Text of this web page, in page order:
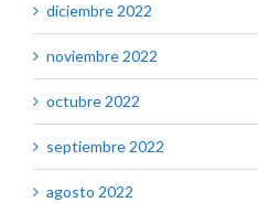
diciembre 2022
noviembre 2022
octubre 2022
septiembre 2022
agosto 2022